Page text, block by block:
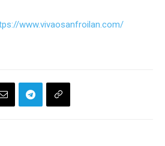
www.vivaosanfroilan.com/